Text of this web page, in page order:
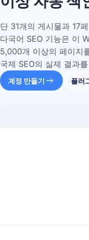
단 31개의 게시물과 17
다국어 SEO 기능은 이
5,000개 이상의 페이지
국제 SEO의 실제 결과
계정 만들기 플러